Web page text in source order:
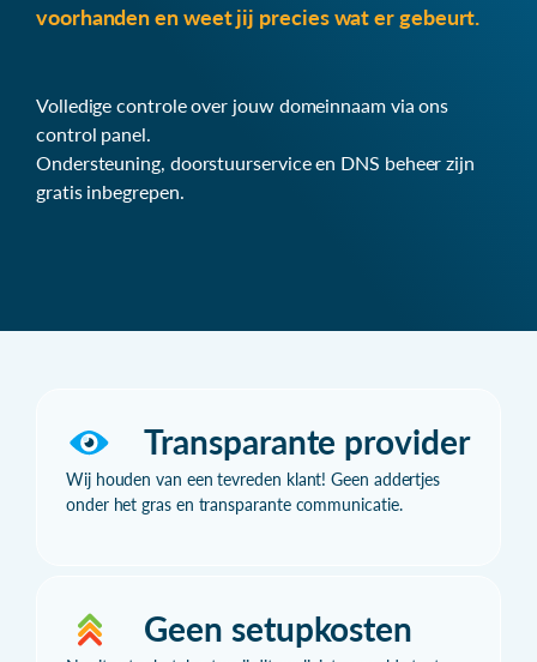
voorhanden en weet jij precies wat er gebeurt.
Volledige controle over jouw domeinnaam via ons
control panel.
Ondersteuning, doorstuurservice en DNS beheer zijn
gratis inbegrepen.
Transparante provider
Wij houden van een tevreden klant! Geen addertjes
onder het gras en transparante communicatie.
Geen setupkosten